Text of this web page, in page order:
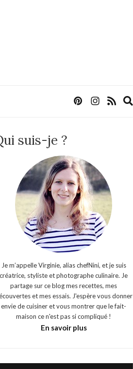
suis-je ?
Je m’appelle Virginie, alias chefNini, et je suis
créatrice, styliste et photographe culinaire. Je
partage sur ce blog mes recettes, mes
et mes essais. J'espère vous donner
envie de cuisiner et vous montrer que le fait-
maison ce n'est pas si compliqué !
En savoir plus